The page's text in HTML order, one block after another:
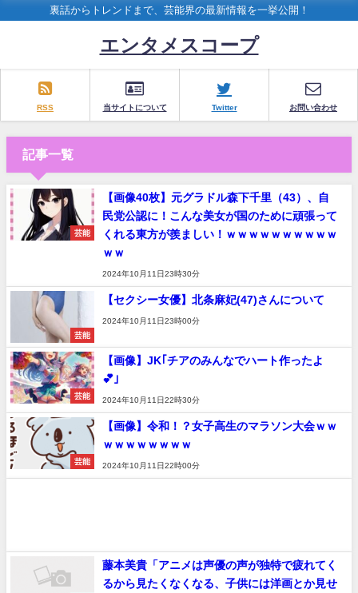
裏話からトレンドまで、芸能界の最新情報を一挙公開！
エンタメスコープ
RSS 当サイトについて Twitter お問い合わせ
記事一覧
芸能
【画像40枚】元グラドル森下千里（43）、自
民党公認に！こんな美女が国のために頑張って
くれる東方が羨ましい！ｗｗｗｗｗｗｗｗｗｗ
ｗｗ
2024年10月11日23時30分
芸能
【セクシー女優】北条麻妃(47)さんについて
2024年10月11日23時00分
芸能
【画像】JK｢チアのみんなでハート作ったよ︎
💕｣
2024年10月11日22時30分
芸能
【画像】令和！？女子高生のマラソン大会ｗｗ
ｗｗｗｗｗｗｗｗ
2024年10月11日22時00分
藤本美貴「アニメは声優の声が独特で疲れてく
るから見たくなくなる、子供には洋画とか見せ